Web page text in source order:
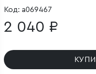
Код: a069467
2 040 ₽